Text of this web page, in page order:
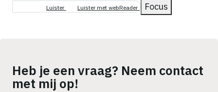
Luister Luister met webReader Focus
Heb je een vraag? Neem contact
met mij op!